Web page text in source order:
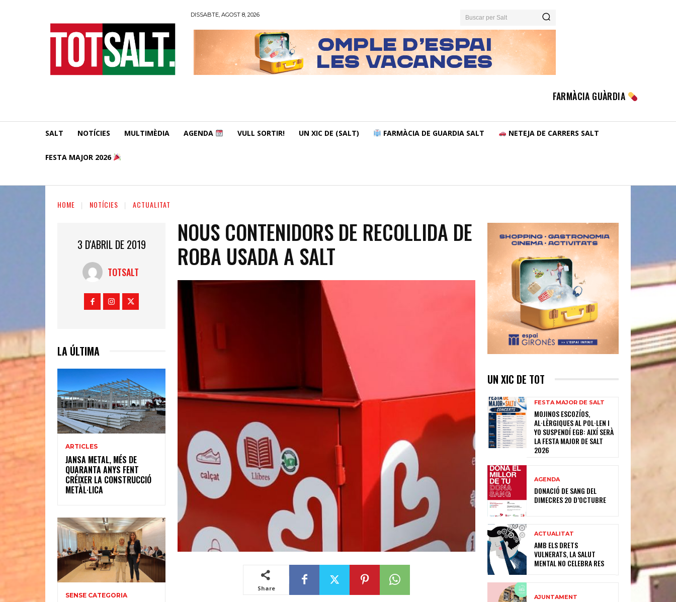
DISSABTE, AGOST 8, 2026 Buscar per Salt
FARMÀCIA GUÀRDIA
SALT NOTÍCIES MULTIMÈDIA AGENDA VULL SORTIR! UN XIC DE (SALT) FARMÀCIA DE GUARDIA SALT NETEJA DE CARRERS SALT
FESTA MAJOR 2026
HOME NOTÍCIES ACTUALITAT
3 D'ABRIL DE 2019
TOTSALT
LA ÚLTIMA
ARTICLES
JANSA METAL, MÉS DE
QUARANTA ANYS FENT
CRÉIXER LA CONSTRUCCIÓ
METÀL·LICA
SENSE CATEGORIA
NOUS CONTENIDORS DE RECOLLIDA DE
ROBA USADA A SALT
Share
UN XIC DE TOT
FESTA MAJOR DE SALT
MOJINOS ESCOZÍOS,
AL·LÈRGIQUES AL POL·LEN I
YO SUSPENDÍ EGB: AIXÍ SERÀ
LA FESTA MAJOR DE SALT
2026
AGENDA
DONACIÓ DE SANG DEL
DIMECRES 20 D’OCTUBRE
ACTUALITAT
AMB ELS DRETS
VULNERATS, LA SALUT
MENTAL NO CELEBRA RES
AJUNTAMENT